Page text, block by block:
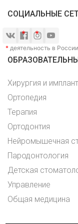
СОЦИАЛЬНЫЕ
* деятельность в
Хирургия и
Ортопедия
Терапия
Ортодонтия
Нейромышечная
Пародонтология
Детская
Управление
Общая медицина